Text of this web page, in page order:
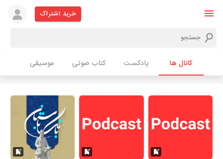
خرید اشتراک
کانال ها پادکست کتاب صوتی موسیقی